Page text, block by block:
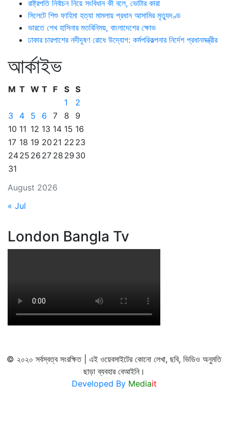
রাষ্ট্রপতি নির্বাচন নিয়ে সংবিধান কী বলে, ভোটার কারা
সিলেটে শিশু ফাহিমা হত্যা মামলায় প্রধান আসামির মৃত্যুদণ্ড
ভারতে শেখ হাসিনার মতবিনিময়, বাংলাদেশের ক্ষোভ
ঢাকার চারপাশের নদীদূষণ রোধে উদ্যোগ: কর্মপরিকল্পনার নির্দেশ প্রধানমন্ত্রীর
আর্কাইভ
August 2026
M T W T F S S
1
2
3
4 5 6 7 8
9
10 11 12 13 14 15 16
17 18 19 20 21 22 23
2425 26 27 28 29 30
31
« Jul
London Bangla Tv
© ২০২০ সর্বস্বত্ব সংরক্ষিত | এই ওয়েবসাইটের কোনো লেখা, ছবি, ভিডিও অনুমতি
ছাড়া ব্যবহার বেআইনি।
Developed By Mediait